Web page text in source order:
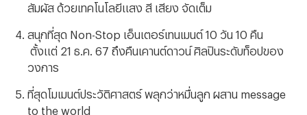
สัมผัส ด้วยเทคโนโลยีแสง สี เสียง จัดเต็ม
สนุกที่สุด Non-Stop เอ็นเตอร์เทนเมนต์ 10 วัน 10 คืน
ตั้งแต่ 21 ธ.ค. 67 ถึงคืนเคานต์ดาวน์ ศิลปินระดับท็อปของ
วงการ
ที่สุดโมเมนต์ประวัติศาสตร์ พลุกว่าหมื่นลูก ผสาน message
to the world